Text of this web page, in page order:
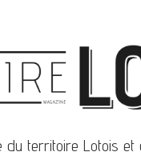
du territoire Lotois